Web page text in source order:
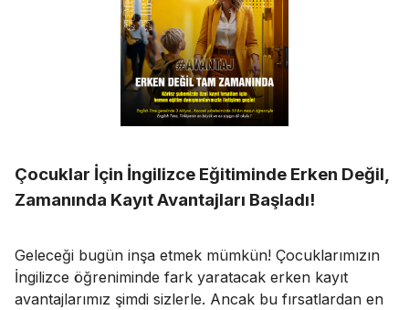
Çocuklar İçin İngilizce Eğitiminde Erken Değil,
Zamanında Kayıt Avantajları Başladı!
Geleceği bugün inşa etmek mümkün! Çocuklarımızın
İngilizce öğreniminde fark yaratacak erken kayıt
avantajlarımız şimdi sizlerle. Ancak bu fırsatlardan en